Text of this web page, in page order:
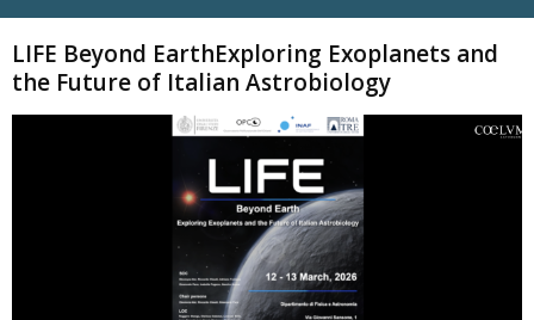
LIFE Beyond EarthExploring Exoplanets and
the Future of Italian Astrobiology